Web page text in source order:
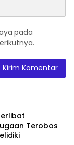
pada
Terobos